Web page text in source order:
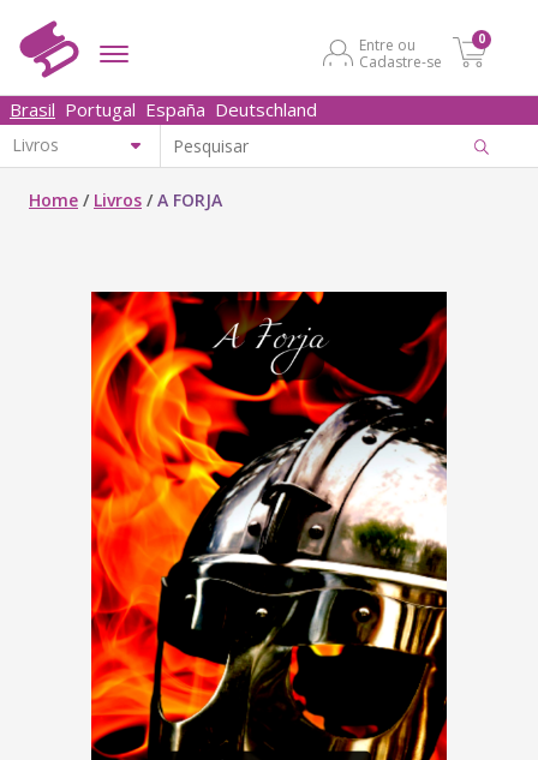
Entre ou
Cadastre-se
0
Brasil Portugal España Deutschland
Home / Livros /A FORJA